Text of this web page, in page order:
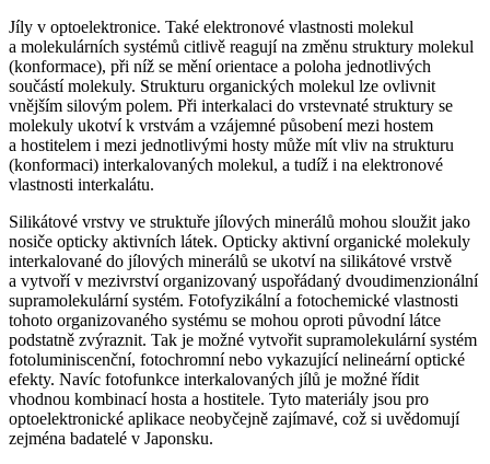
Jíly v optoelektronice. Také elektronové vlastnosti molekul
a molekulárních systémů citlivě reagují na změnu struktury molekul
(konformace), při níž se mění orientace a poloha jednotlivých
součástí molekuly. Strukturu organických molekul lze ovlivnit
vnějším silovým polem. Při interkalaci do vrstevnaté struktury se
molekuly ukotví k vrstvám a vzájemné působení mezi hostem
a hostitelem i mezi jednotlivými hosty může mít vliv na strukturu
(konformaci) interkalovaných molekul, a tudíž i na elektronové
vlastnosti interkalátu.
Silikátové vrstvy ve struktuře jílových minerálů mohou sloužit jako
nosiče opticky aktivních látek. Opticky aktivní organické molekuly
interkalované do jílových minerálů se ukotví na silikátové vrstvě
a vytvoří v mezivrství organizovaný uspořádaný dvoudimenzionální
supramolekulární systém. Fotofyzikální a fotochemické vlastnosti
tohoto organizovaného systému se mohou oproti původní látce
podstatně zvýraznit. Tak je možné vytvořit supramolekulární systém
fotoluminiscenční, fotochromní nebo vykazující nelineární optické
efekty. Navíc fotofunkce interkalovaných jílů je možné řídit
vhodnou kombinací hosta a hostitele. Tyto materiály jsou pro
optoelektronické aplikace neobyčejně zajímavé, což si uvědomují
zejména badatelé v Japonsku.